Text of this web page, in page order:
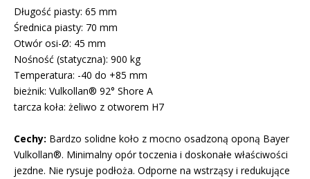
Długość piasty: 65 mm
Średnica piasty: 70 mm
Otwór osi-Ø: 45 mm
Nośność (statyczna): 900 kg
Temperatura: -40 do +85 mm
bieżnik: Vulkollan® 92° Shore A
tarcza koła: żeliwo z otworem H7
Cechy: Bardzo solidne koło z mocno osadzoną oponą Bayer
Vulkollan®. Minimalny opór toczenia i doskonałe właściwości
jezdne. Nie rysuje podłoża. Odporne na wstrząsy i redukujące